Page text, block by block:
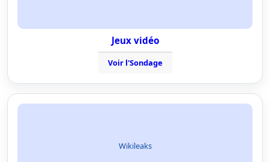
Jeux vidéo
Voir l'Sondage
Wikileaks